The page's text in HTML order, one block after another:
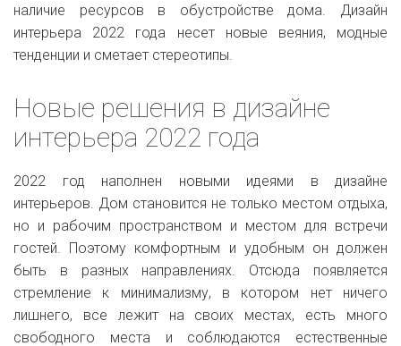
наличие ресурсов в обустройстве дома. Дизайн
интерьера 2022 года несет новые веяния, модные
тенденции и сметает стереотипы.
Новые решения в дизайне
интерьера 2022 года
2022 год наполнен новыми идеями в дизайне
интерьеров. Дом становится не только местом отдыха,
но и рабочим пространством и местом для встречи
гостей. Поэтому комфортным и удобным он должен
быть в разных направлениях. Отсюда появляется
стремление к минимализму, в котором нет ничего
лишнего, все лежит на своих местах, есть много
свободного места и соблюдаются естественные